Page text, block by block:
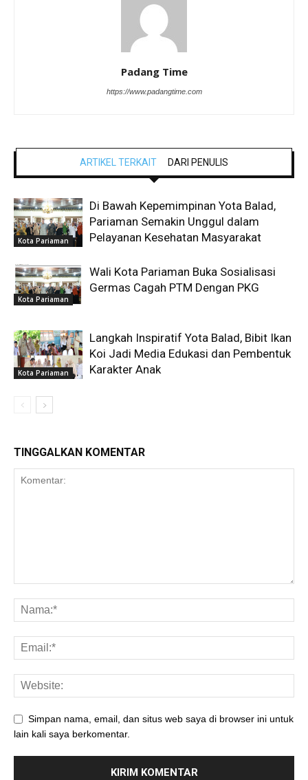
Padang Time
https://www.padangtime.com
ARTIKEL TERKAIT DARI PENULIS
Kota Pariaman
Di Bawah Kepemimpinan Yota Balad,
Pariaman Semakin Unggul dalam
Pelayanan Kesehatan Masyarakat
Kota Pariaman
Wali Kota Pariaman Buka Sosialisasi
Germas Cagah PTM Dengan PKG
Kota Pariaman
Langkah Inspiratif Yota Balad, Bibit Ikan
Koi Jadi Media Edukasi dan Pembentuk
Karakter Anak
TINGGALKAN KOMENTAR
Simpan nama, email, dan situs web saya di browser ini untuk
lain kali saya berkomentar.